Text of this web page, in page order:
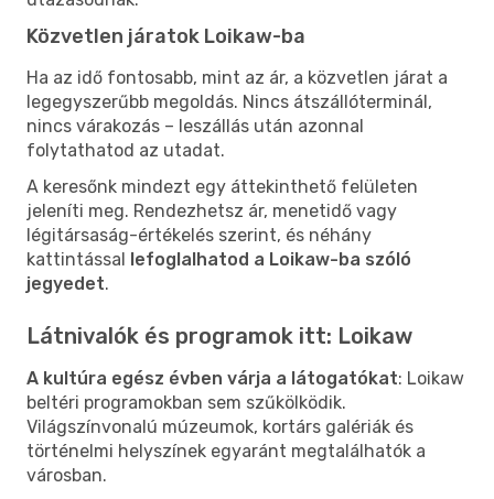
Közvetlen járatok Loikaw-ba
Ha az idő fontosabb, mint az ár, a közvetlen járat a
legegyszerűbb megoldás. Nincs átszállóterminál,
nincs várakozás – leszállás után azonnal
folytathatod az utadat.
A keresőnk mindezt egy áttekinthető felületen
jeleníti meg. Rendezhetsz ár, menetidő vagy
légitársaság-értékelés szerint, és néhány
kattintással lefoglalhatod a Loikaw-ba szóló
jegyedet.
Látnivalók és programok itt: Loikaw
A kultúra egész évben várja a látogatókat: Loikaw
beltéri programokban sem szűkölködik.
Világszínvonalú múzeumok, kortárs galériák és
történelmi helyszínek egyaránt megtalálhatók a
városban.